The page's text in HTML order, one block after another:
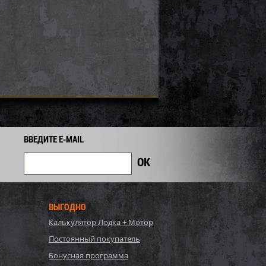
Cat/Yamaha SM-
Бампер Yamaha SM-12530
2 558
192 Экономия
для снегохода BRP
Бампер SPI для снегохода BRP
SM-12683
ВВЕДИТЕ E-MAIL
ВЫГОДНО
Калькулятор Лодка + Мотор
Постоянный покупатель
Бонусная программа